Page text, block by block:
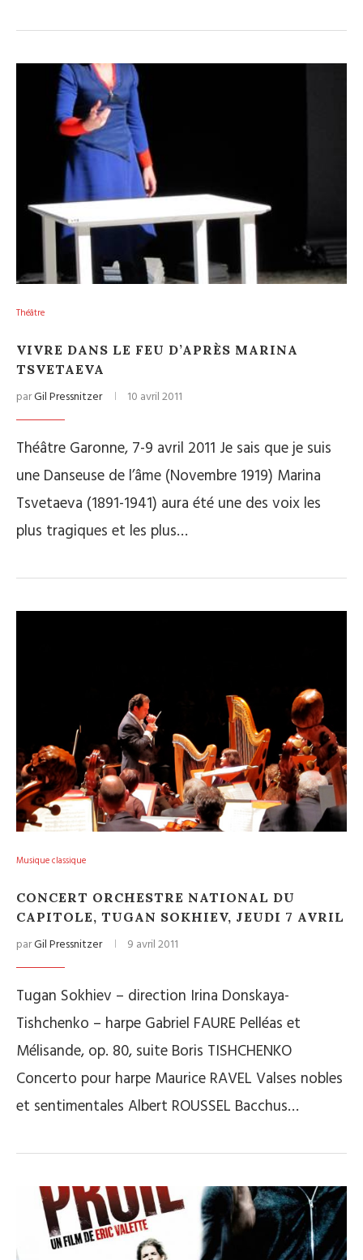
Théâtre
VIVRE DANS LE FEU D’APRÈS MARINA
TSVETAEVA
parGil Pressnitzer 10 avril 2011
Théâtre Garonne, 7-9 avril 2011 Je sais que je suis
une Danseuse de l’âme (Novembre 1919) Marina
Tsvetaeva (1891-1941) aura été une des voix les
plus tragiques et les plus…
Musique classique
CONCERT ORCHESTRE NATIONAL DU
CAPITOLE, TUGAN SOKHIEV, JEUDI 7 AVRIL
parGil Pressnitzer 9 avril 2011
Tugan Sokhiev – direction Irina Donskaya-
Tishchenko – harpe Gabriel FAURE Pelléas et
Mélisande, op. 80, suite Boris TISHCHENKO
Concerto pour harpe Maurice RAVEL Valses nobles
et sentimentales Albert ROUSSEL Bacchus…